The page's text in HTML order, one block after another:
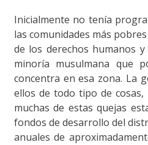
Inicialmente no tenía
las comunidades más
de los derechos humanos
minoría musulmana que
concentra en esa zona. La
ellos de todo tipo de
muchas de estas quejas
fondos de desarrollo del
anuales de